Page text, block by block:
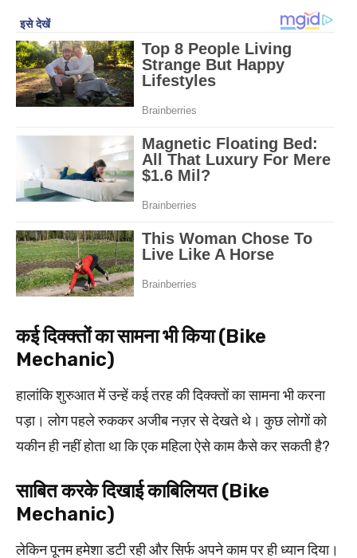
कई दिक्क्तों का सामना भी किया (Bike
Mechanic)
हालांकि शुरुआत में उन्हें कई तरह की दिक्क्तों का सामना भी करना
पड़ा। लोग पहले रुककर अजीब नज़र से देखते थे। कुछ लोगों को
यकीन ही नहीं होता था कि एक महिला ऐसे काम कैसे कर सकती है?
साबित करके दिखाई काबिलियत (Bike
Mechanic)
लेकिन पूनम हमेशा डटी रही और सिर्फ अपने काम पर ही ध्यान दिया।